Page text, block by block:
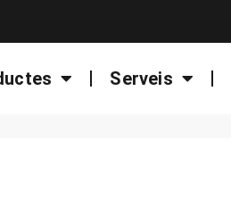
Serveis